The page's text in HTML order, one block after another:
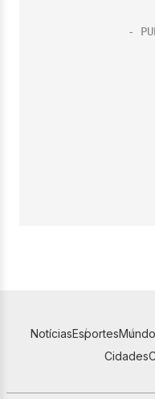
NotíciasEsportes
Cidades